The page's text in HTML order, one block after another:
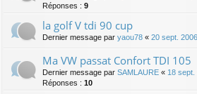
Réponses : 9
la golf V tdi 90 cup
Dernier message par yaou78 « 20 sept.
Ma VW passat Confort TDI 105
Dernier message par SAMLAURE « 18 sept.
Réponses : 10